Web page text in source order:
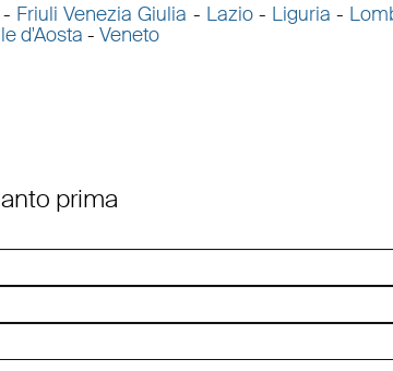
- Friuli Venezia Giulia - Lazio- Liguria -
d'Aosta - Veneto
prima